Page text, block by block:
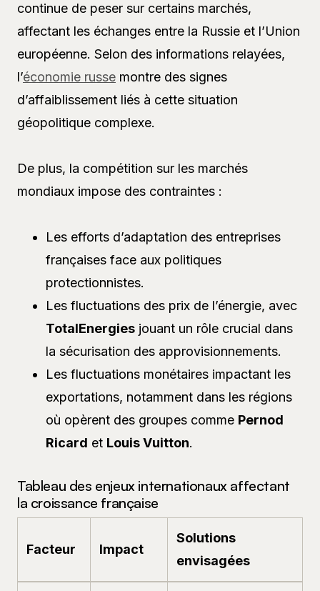
continue de peser sur certains marchés,
affectant les échanges entre la Russie et l’Union
européenne. Selon des informations relayées,
l’économie russe montre des signes
d’affaiblissement liés à cette situation
géopolitique complexe.
De plus, la compétition sur les marchés
mondiaux impose des contraintes :
Les efforts d’adaptation des entreprises
françaises face aux politiques
protectionnistes.
Les fluctuations des prix de l’énergie, avec
TotalEnergies jouant un rôle crucial dans
la sécurisation des approvisionnements.
Les fluctuations monétaires impactant les
exportations, notamment dans les régions
où opèrent des groupes comme Pernod
Ricard et Louis Vuitton.
Tableau des enjeux internationaux affectant
la croissance française
Facteur Impact
Solutions
envisagées